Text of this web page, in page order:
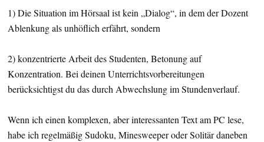
1) Die Situation im Hörsaal ist kein „Dialog“, in dem der Dozent
Ablenkung als unhöflich erfährt, sondern
2) konzentrierte Arbeit des Studenten, Betonung auf
Konzentration. Bei deinen Unterrichtsvorbereitungen
berücksichtigst du das durch Abwechslung im Stundenverlauf.
Wenn ich einen komplexen, aber interessanten Text am PC lese,
habe ich regelmäßig Sudoku, Minesweeper oder Solitär daneben